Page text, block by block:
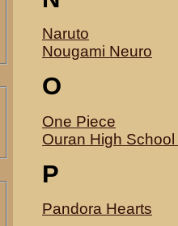
Naruto
Nougami Neuro
O
One Piece
Ouran High
P
Pandora Hearts